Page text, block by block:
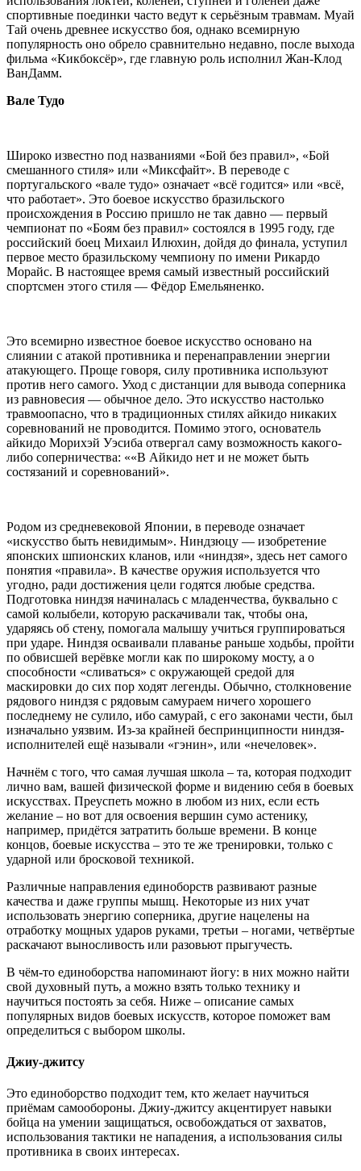
спортивные поединки часто ведут к серьёзным травмам. Муай
Тай очень древнее искусство боя, однако всемирную
популярность оно обрело сравнительно недавно, после выхода
фильма «Кикбоксёр», где главную роль исполнил Жан-Клод
ВанДамм.
Вале Тудо
Широко известно под названиями «Бой без правил», «Бой
смешанного стиля» или «Миксфайт». В переводе с
португальского «вале тудо» означает «всё годится» или «всё,
что работает». Это боевое искусство бразильского
происхождения в Россию пришло не так давно — первый
чемпионат по «Боям без правил» состоялся в 1995 году, где
российский боец Михаил Илюхин, дойдя до финала, уступил
первое место бразильскому чемпиону по имени Рикардо
Морайс. В настоящее время самый известный российский
спортсмен этого стиля — Фёдор Емельяненко.
Это всемирно известное боевое искусство основано на
слиянии с атакой противника и перенаправлении энергии
атакующего. Проще говоря, силу противника используют
против него самого. Уход с дистанции для вывода соперника
из равновесия — обычное дело. Это искусство настолько
травмоопасно, что в традиционных стилях айкидо никаких
соревнований не проводится. Помимо этого, основатель
айкидо Морихэй Уэсиба отвергал саму возможность какого-
либо соперничества: ««В Айкидо нет и не может быть
состязаний и соревнований».
Родом из средневековой Японии, в переводе означает
«искусство быть невидимым». Ниндзюцу — изобретение
японских шпионских кланов, или «ниндзя», здесь нет самого
понятия «правила». В качестве оружия используется что
угодно, ради достижения цели годятся любые средства.
Подготовка ниндзя начиналась с младенчества, буквально с
самой колыбели, которую раскачивали так, чтобы она,
ударяясь об стену, помогала малышу учиться группироваться
при ударе. Ниндзя осваивали плаванье раньше ходьбы, пройти
по обвисшей верёвке могли как по широкому мосту, а о
способности «сливаться» с окружающей средой для
маскировки до сих пор ходят легенды. Обычно, столкновение
рядового ниндзя с рядовым самураем ничего хорошего
последнему не сулило, ибо самурай, с его законами чести, был
изначально уязвим. Из-за крайней беспринципности ниндзя-
исполнителей ещё называли «гэнин», или «нечеловек».
Начнём с того, что самая лучшая школа – та, которая подходит
лично вам, вашей физической форме и видению себя в боевых
искусствах. Преуспеть можно в любом из них, если есть
желание – но вот для освоения вершин сумо астенику,
например, придётся затратить больше времени. В конце
концов, боевые искусства – это те же тренировки, только с
ударной или бросковой техникой.
Различные направления единоборств развивают разные
качества и даже группы мышц. Некоторые из них учат
использовать энергию соперника, другие нацелены на
отработку мощных ударов руками, третьи – ногами, четвёртые
раскачают выносливость или разовьют прыгучесть.
В чём-то единоборства напоминают йогу: в них можно найти
свой духовный путь, а можно взять только технику и
научиться постоять за себя. Ниже – описание самых
популярных видов боевых искусств, которое поможет вам
определиться с выбором школы.
Джиу-джитсу
Это единоборство подходит тем, кто желает научиться
приёмам самообороны. Джиу-джитсу акцентирует навыки
бойца на умении защищаться, освобождаться от захватов,
использования тактики не нападения, а использования силы
противника в своих интересах.